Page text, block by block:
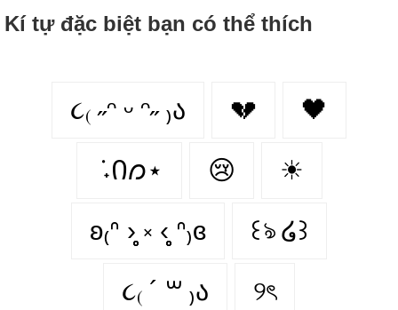
Kí tự đặc biệt bạn có thể thích
૮₍ ˶ᵔ ᵕ ᵔ˶ ₎ა 💔 🖤
݁ ˖Ი𐑼⋆ 😢 ☀
ʚ₍ᐢ ›̥̥̥ ༝ ‹̥̥̥ ᐢ₎ɞ ꒰ঌ ໒꒱
૮₍ ´ ꒳ ₎ა ୨ৎ